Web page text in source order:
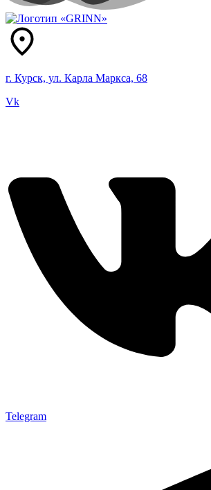
г. Курск, ул. Карла Маркса, 68
Vk
Telegram